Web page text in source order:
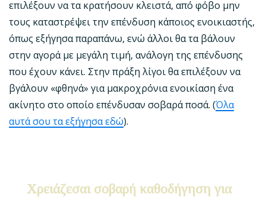
επιλέξουν να τα κρατήσουν κλειστά, από φόβο μην
τους καταστρέψει την επένδυση κάποιος ενοικιαστής,
όπως εξήγησα παραπάνω, ενώ άλλοι θα τα βάλουν
στην αγορά με μεγάλη τιμή, ανάλογη της επένδυσης
που έχουν κάνει. Στην πράξη λίγοι θα επιλέξουν να
βγάλουν «φθηνά» για μακροχρόνια ενοικίαση ένα
ακίνητο στο οποίο επένδυσαν σοβαρά ποσά. (Όλα
αυτά σου τα εξήγησα εδώ).
Χρειάζεσαι σοβαρή καθοδήγηση για